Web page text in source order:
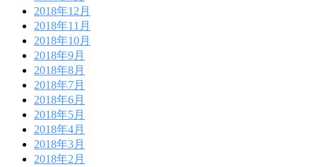
2018年12月
2018年11月
2018年10月
2018年9月
2018年8月
2018年7月
2018年6月
2018年5月
2018年4月
2018年3月
2018年2月